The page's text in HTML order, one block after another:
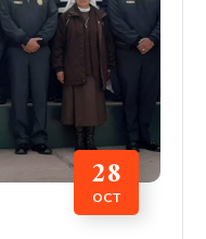
28
OCT